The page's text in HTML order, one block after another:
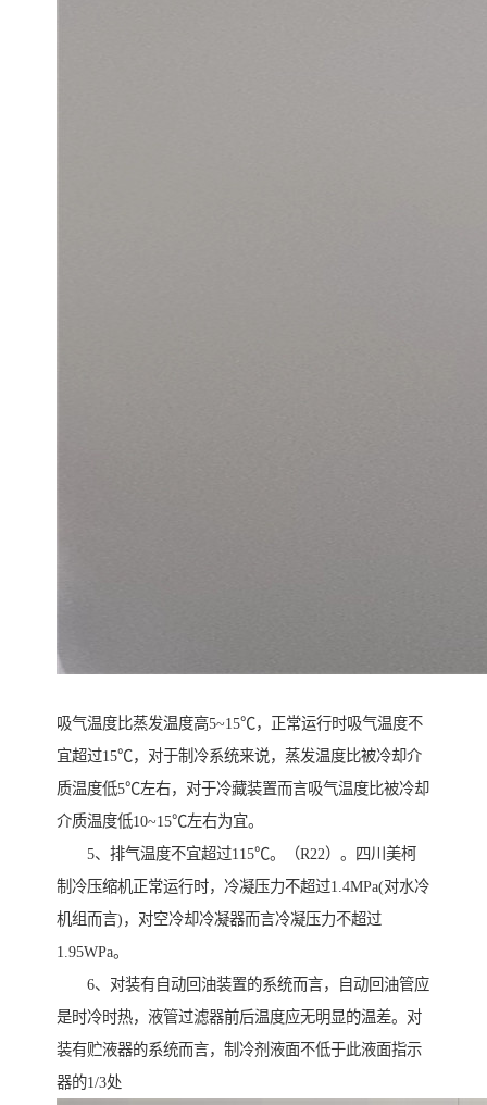
吸气温度比蒸发温度高5~15℃，正常运行时吸气温度不
宜超过15℃，对于制冷系统来说，蒸发温度比被冷却介
质温度低5℃左右，对于冷藏装置而言吸气温度比被冷却
介质温度低10~15℃左右为宜。
5、排气温度不宜超过115℃。（R22）。四川美柯
制冷压缩机正常运行时，冷凝压力不超过1.4MPa(对水冷
机组而言)，对空冷却冷凝器而言冷凝压力不超过
1.95WPa。
6、对装有自动回油装置的系统而言，自动回油管应
是时冷时热，液管过滤器前后温度应无明显的温差。对
装有贮液器的系统而言，制冷剂液面不低于此液面指示
器的1/3处